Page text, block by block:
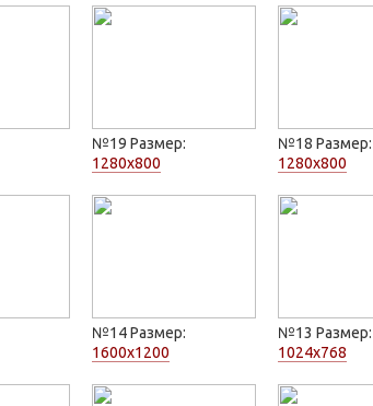
№19 Размер:
1280x800
№18 Размер:
1280x800
№14 Размер:
1600x1200
№13 Размер:
1024x768